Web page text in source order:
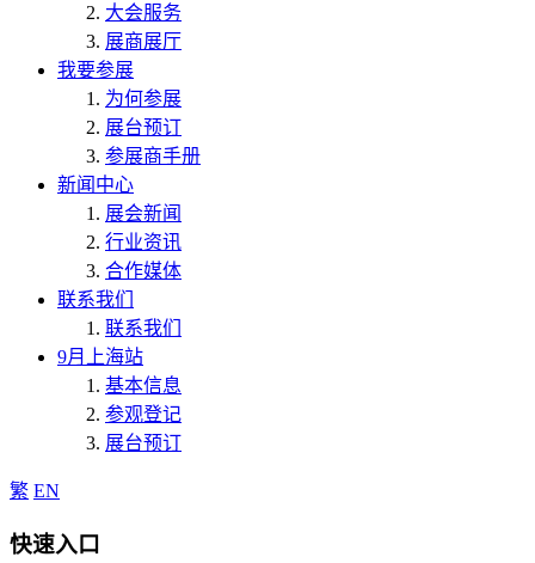
大会服务
展商展厅
我要参展
为何参展
展台预订
参展商手册
新闻中心
展会新闻
行业资讯
合作媒体
联系我们
联系我们
9月上海站
基本信息
参观登记
展台预订
繁 EN
快速入口